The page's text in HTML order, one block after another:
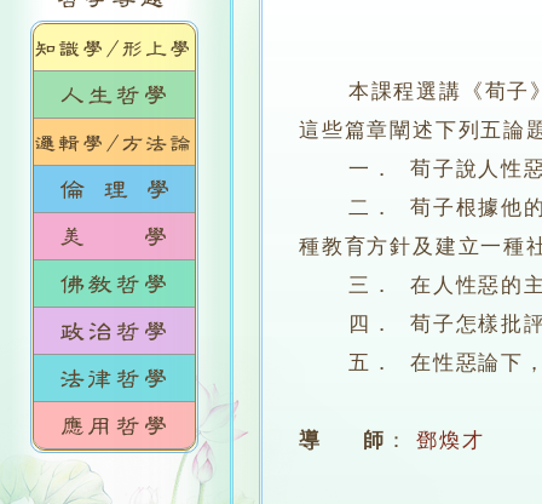
本課程選講《荀子
這些篇章闡述下列五論
一． 荀子說人性惡，
二． 荀子根據他的性
種教育方針及建立一種
三． 在人性惡的主
四． 荀子怎樣批評
五． 在性惡論下，
導 師 ： 鄧煥才